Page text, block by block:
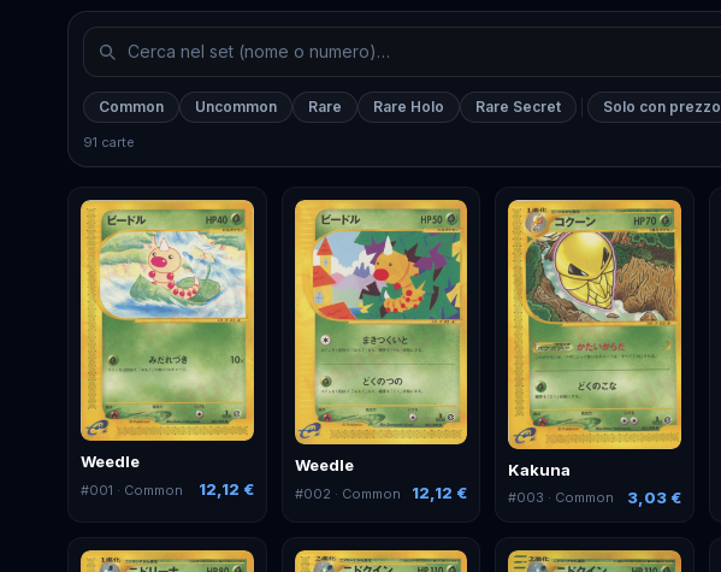
Common Uncommon Rare Rare Holo Rare Secret Solo con prezzo
91 carte
Weedle
#001 · Common 12,12 €
Weedle
#002 · Common 12,12 €
Kakuna
#003 · Common 3,03 €